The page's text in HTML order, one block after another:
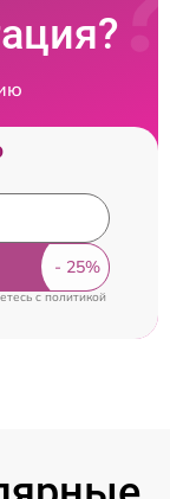
cполитикой